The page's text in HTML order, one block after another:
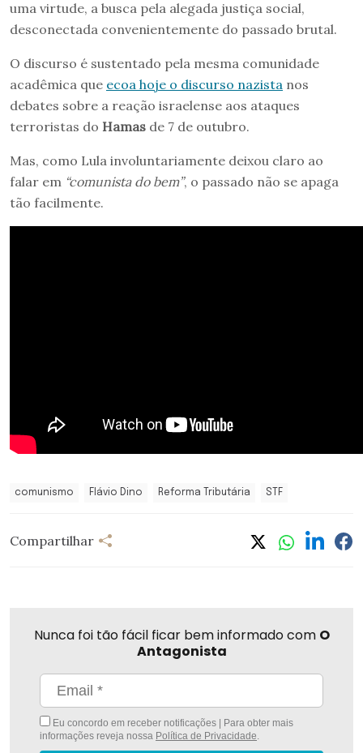
uma virtude, a busca pela alegada justiça social,
desconectada convenientemente do passado brutal.
O discurso é sustentado pela mesma comunidade
acadêmica que ecoa hoje o discurso nazista nos
debates sobre a reação israelense aos ataques
terroristas do Hamas de 7 de outubro.
Mas, como Lula involuntariamente deixou claro ao
falar em “comunista do bem”, o passado não se apaga
tão facilmente.
comunismo Flávio Dino Reforma Tributária STF
Compartilhar
Nunca foi tão fácil ficar bem informado com O
Antagonista
Eu concordo em receber notificações | Para obter mais
informações reveja nossa Política de Privacidade.